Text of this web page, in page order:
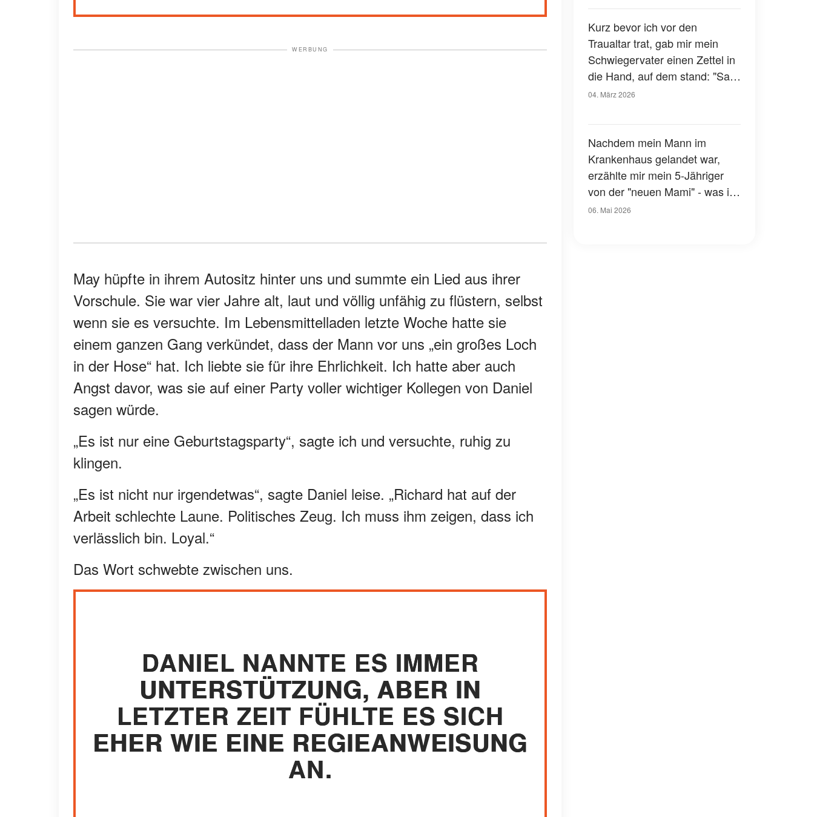
WERBUNG
May hüpfte in ihrem Autositz hinter uns und summte ein Lied aus ihrer
Vorschule. Sie war vier Jahre alt, laut und völlig unfähig zu flüstern, selbst
wenn sie es versuchte. Im Lebensmittelladen letzte Woche hatte sie
einem ganzen Gang verkündet, dass der Mann vor uns „ein großes Loch
in der Hose“ hat. Ich liebte sie für ihre Ehrlichkeit. Ich hatte aber auch
Angst davor, was sie auf einer Party voller wichtiger Kollegen von Daniel
sagen würde.
„Es ist nur eine Geburtstagsparty“, sagte ich und versuchte, ruhig zu
klingen.
„Es ist nicht nur irgendetwas“, sagte Daniel leise. „Richard hat auf der
Arbeit schlechte Laune. Politisches Zeug. Ich muss ihm zeigen, dass ich
verlässlich bin. Loyal.“
Das Wort schwebte zwischen uns.
DANIEL NANNTE ES IMMER
UNTERSTÜTZUNG, ABER IN
LETZTER ZEIT FÜHLTE ES SICH
EHER WIE EINE REGIEANWEISUNG
AN.
Kurz bevor ich vor den
Traualtar trat, gab mir mein
Schwiegervater einen Zettel in
die Hand, auf dem stand: "Sag
nein - du weißt nicht, was vor
04. März 2026
Nachdem mein Mann im
Krankenhaus gelandet war,
erzählte mir mein 5-Jähriger
von der "neuen Mami" - was ich
entdeckte, machte mich
06. Mai 2026